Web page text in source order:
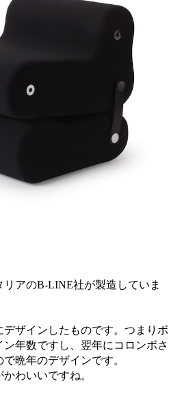
アのB-LINE社が製造していま
デザインしたものです。つまりボ
年数ですし、翌年にコロンボさ
晩年のデザインです。
わいいですね。